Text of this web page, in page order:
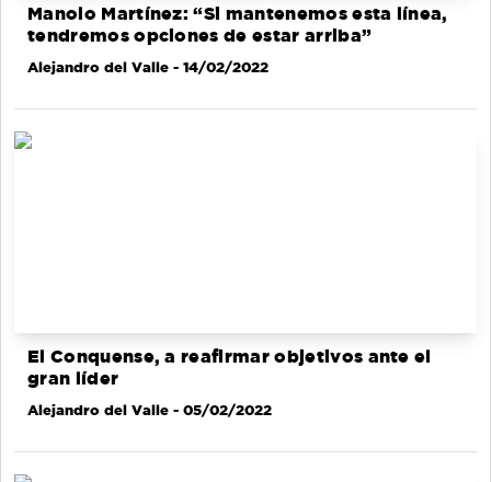
Manolo Martínez: “Si mantenemos esta línea,
tendremos opciones de estar arriba”
Alejandro del Valle - 14/02/2022
El Conquense, a reafirmar objetivos ante el
gran líder
Alejandro del Valle - 05/02/2022